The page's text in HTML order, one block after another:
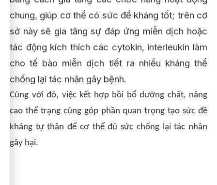
chung, giúp cơ thể có sức đề kháng tốt; trên cơ
sở này sẽ gia tăng sự đáp ứng miễn dịch hoặc
tác động kích thích các cytokin, interleukin làm
cho tế bào miễn dịch tiết ra nhiều kháng thể
chống lại tác nhân gây bệnh.
Cùng với đó, việc kết hợp bồi bổ dưỡng chất, nâng
cao thể trạng cũng góp phần quan trọng tạo sức đề
kháng tự thân để cơ thể đủ sức chống lại tác nhân
gây hại.